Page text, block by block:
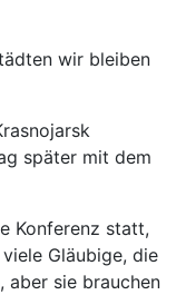
wir bleiben
später mit dem
Konferenz statt,
Gläubige, die
aber sie brauchen